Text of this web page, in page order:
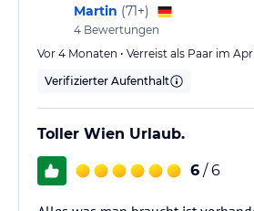
Martin (71+)
4 Bewertungen
Vor 4 Monaten • Verreist als Paar im
Verifizierter Aufenthalt
Toller Wien Urlaub.
6 / 6